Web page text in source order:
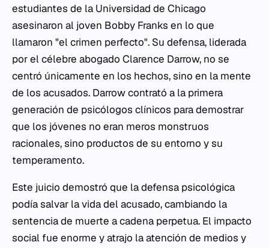
estudiantes de la Universidad de Chicago
asesinaron al joven Bobby Franks en lo que
llamaron "el crimen perfecto". Su defensa, liderada
por el célebre abogado Clarence Darrow, no se
centró únicamente en los hechos, sino en la mente
de los acusados. Darrow contrató a la primera
generación de psicólogos clínicos para demostrar
que los jóvenes no eran meros monstruos
racionales, sino productos de su entorno y su
temperamento.
Este juicio demostró que la defensa psicológica
podía salvar la vida del acusado, cambiando la
sentencia de muerte a cadena perpetua. El impacto
social fue enorme y atrajo la atención de medios y